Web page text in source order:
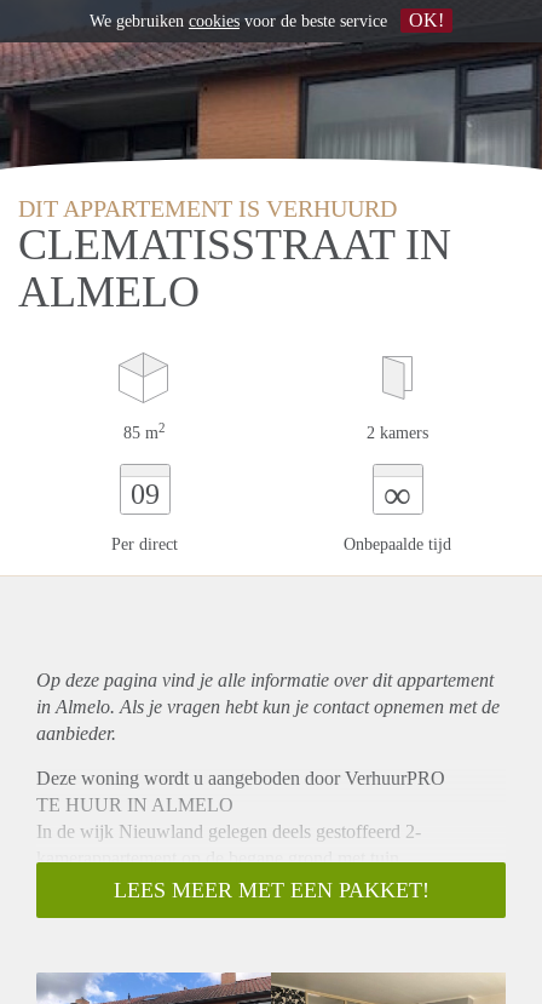
DIT APPARTEMENT IS VERHUURD
CLEMATISSTRAAT IN
ALMELO
85 m2 2 kamers
09
Per direct
∞
Onbepaalde tijd
Op deze pagina vind je alle informatie over ditappartement
in Almelo. Als je vragen hebt kun je contact opnemen met de
aanbieder.
Deze woning wordt u aangeboden door VerhuurPRO
TE HUUR IN ALMELO
In de wijk Nieuwland gelegen deels gestoffeerd 2-
kamerappartement op de begane grond met tuin.
INDELING BEGANE GROND:
Entree, hal, bergkast, toilet, badkamer voorzien van douche
slaapkamer. Berging met elektra aanwezig.
LEES MEER MET EEN PAKKET!
We gebruiken cookies voor de beste service OK!